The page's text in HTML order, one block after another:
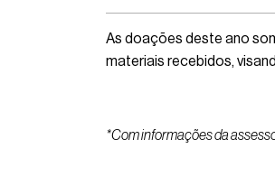
As doações deste ano
materiais recebidos,
*Com informações da